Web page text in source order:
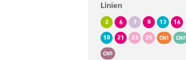
Linien
2 6 7 8 13 16
18 21 23 25 CN1 CN2
CN5